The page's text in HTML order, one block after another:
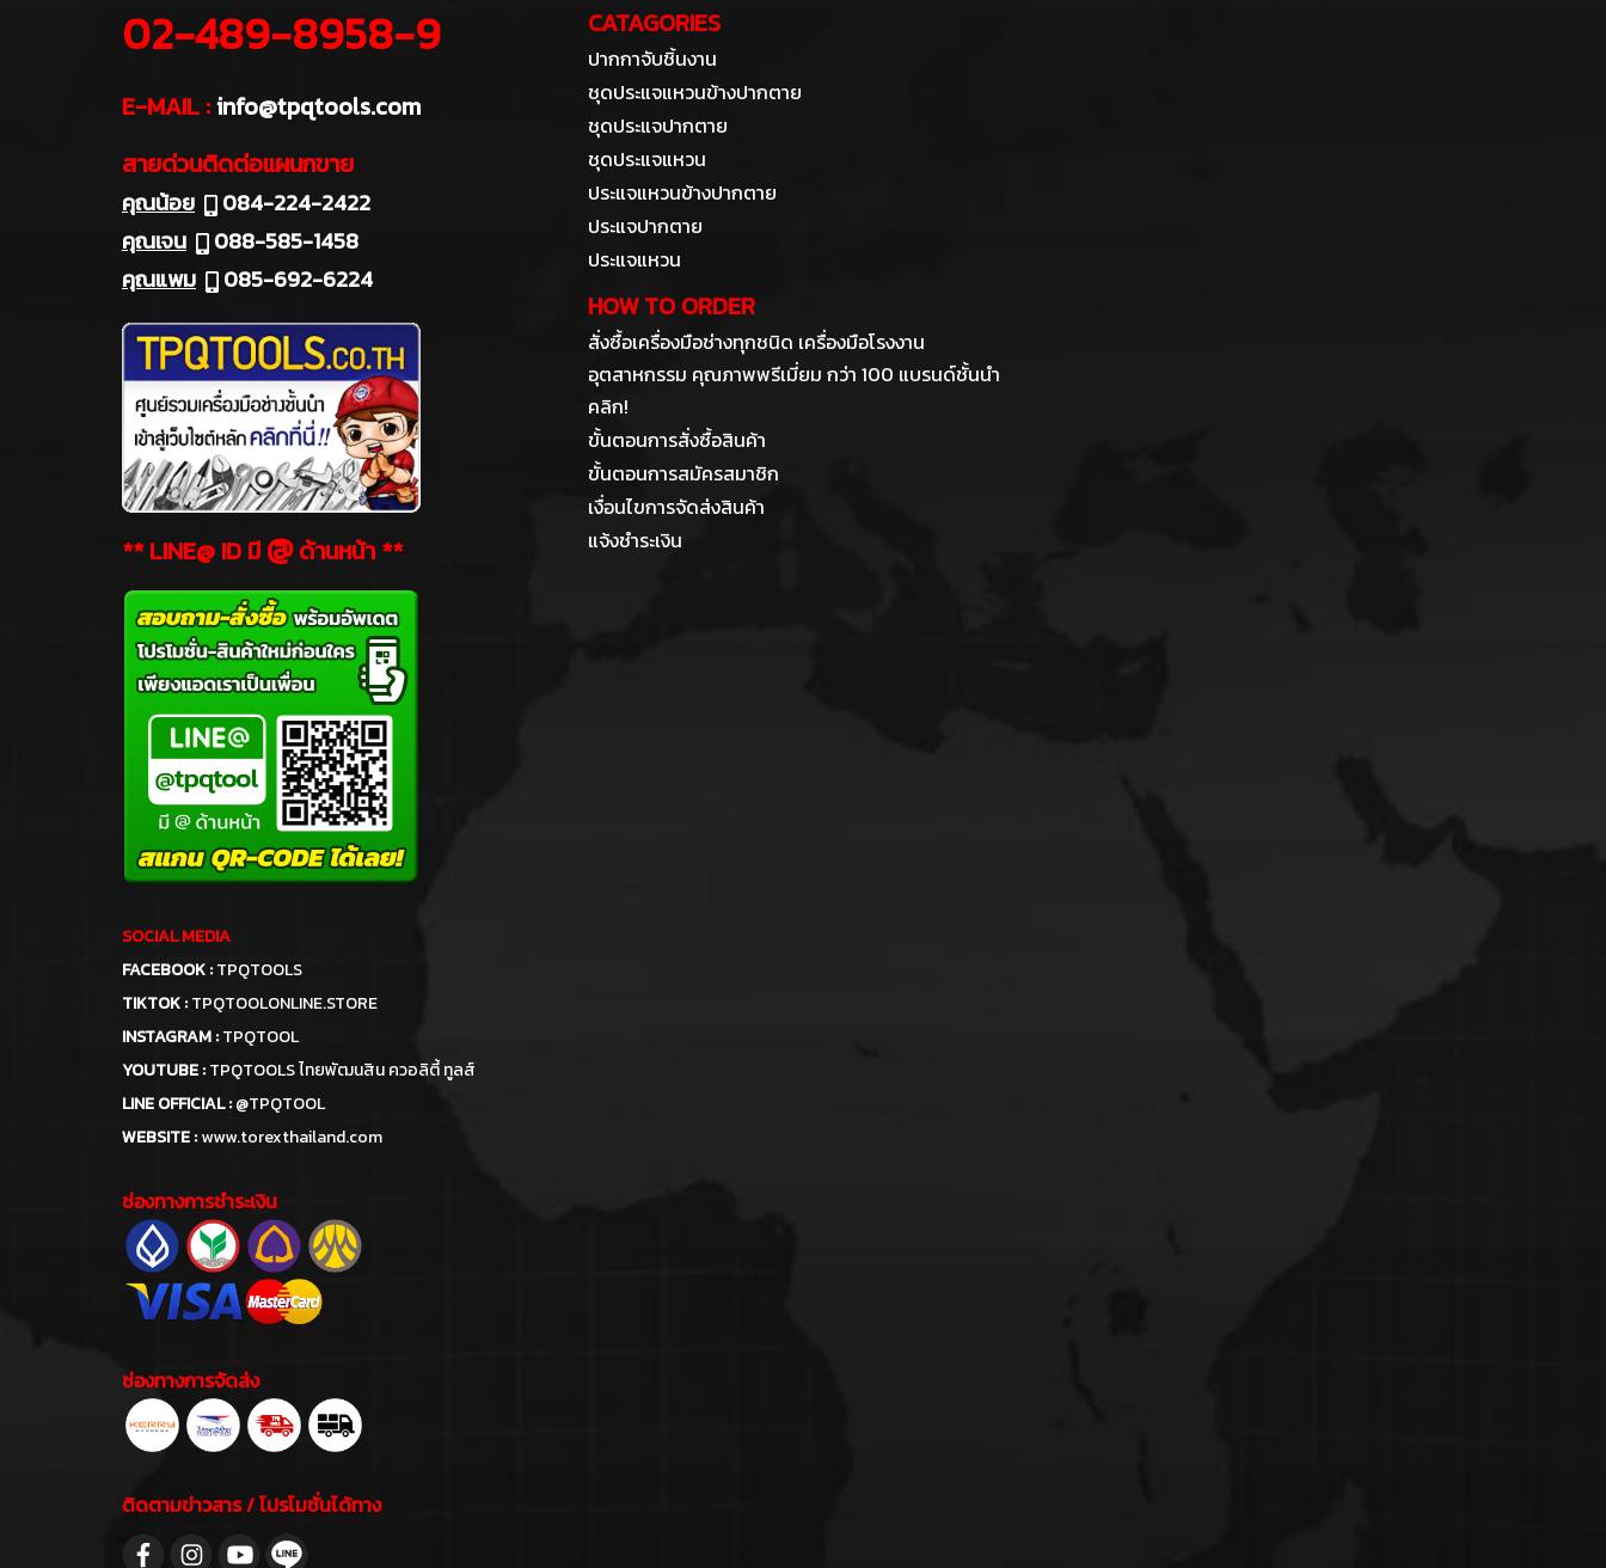
02-489-8958-9
E-MAIL :info@tpqtools.com
สายด่วนติดต่อแผนกขาย
คุณน้อย
084-224-2422
คุณเจน
088-585-1458
คุณแพม
085-692-6224
** LINE@ ID มี @ด้านหน้า **
SOCIAL MEDIA
FACEBOOK :TPQTOOLS
TIKTOK :TPQTOOLONLINE.STORE
INSTAGRAM :TPQTOOL
YOUTUBE :TPQTOOLS ไทยพัฒนสิน ควอลิตี้ ทูลส์
LINE OFFICIAL :@TPQTOOL
WEBSITE :www.torexthailand.com
ช่องทางการชำระเงิน
ช่องทางการจัดส่ง
ติดตามข่าวสาร / โปรโมชั่นได้ทาง
CATAGORIES
ปากกาจับชิ้นงาน
ชุดประแจแหวนข้างปากตาย
ชุดประแจปากตาย
ชุดประแจแหวน
ประแจแหวนข้างปากตาย
ประแจปากตาย
ประแจแหวน
HOW TO ORDER
สั่งซื้อเครื่องมือช่างทุกชนิด เครื่องมือโรงงาน
อุตสาหกรรม คุณภาพพรีเมี่ยม กว่า 100 แบรนด์ชั้นนำ
คลิก!
ขั้นตอนการสั่งซื้อสินค้า
ขั้นตอนการสมัครสมาชิก
เงื่อนไขการจัดส่งสินค้า
แจ้งชำระเงิน